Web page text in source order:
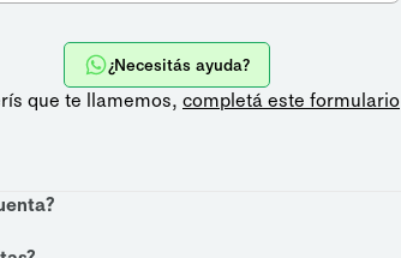
¿Necesitás ayuda?
que te llamemos, completá este formulario